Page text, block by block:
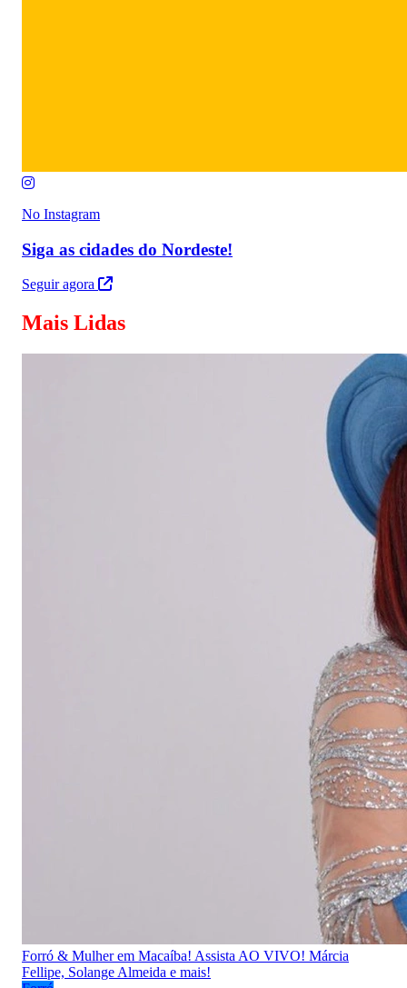
No Instagram
Siga as cidades do Nordeste!
Seguir agora
Mais Lidas
Forró & Mulher em Macaíba! Assista AO VIVO! Márcia
Fellipe, Solange Almeida e mais!